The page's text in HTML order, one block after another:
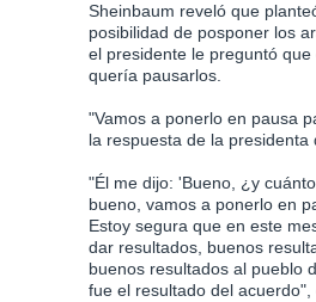
Sheinbaum reveló que
posibilidad de posponer los
el presidente le preguntó
quería pausarlos.
"Vamos a ponerlo en pausa
la respuesta de la presidenta
"Él me dijo: 'Bueno, ¿y
bueno, vamos a ponerlo en
Estoy segura que en este
dar resultados, buenos
buenos resultados al pueblo
fue el resultado del acuerdo",